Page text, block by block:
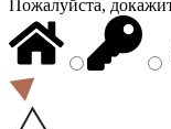
Пожалуйста,